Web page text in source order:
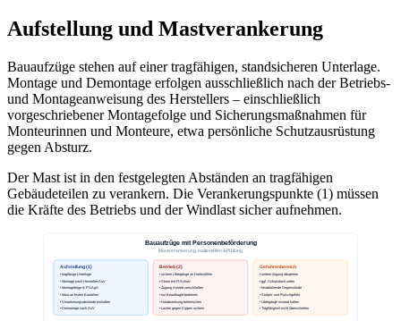
Aufstellung und Mastverankerung
Bauaufzüge stehen auf einer tragfähigen, standsicheren Unterlage.
Montage und Demontage erfolgen ausschließlich nach der Betriebs-
und Montageanweisung des Herstellers – einschließlich
vorgeschriebener Montagefolge und Sicherungsmaßnahmen für
Monteurinnen und Monteure, etwa persönliche Schutzausrüstung
gegen Absturz.
Der Mast ist in den festgelegten Abständen an tragfähigen
Gebäudeteilen zu verankern. Die Verankerungspunkte (1) müssen
die Kräfte des Betriebs und der Windlast sicher aufnehmen.